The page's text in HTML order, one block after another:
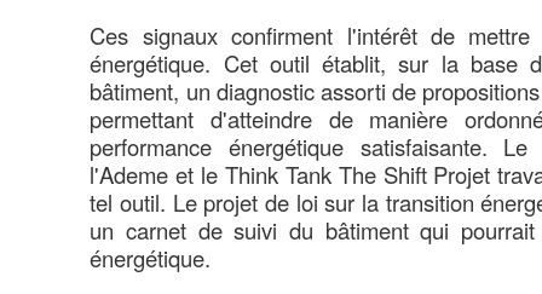
Ces signaux confirment l'intérêt de
énergétique. Cet outil établit, sur la base
bâtiment, un diagnostic assorti de
permettant d'atteindre de manière
performance énergétique satisfaisante.
l'Ademe et le Think Tank The Shift Projet
tel outil. Le projet de loi sur la transition
un carnet de suivi du bâtiment qui
énergétique.